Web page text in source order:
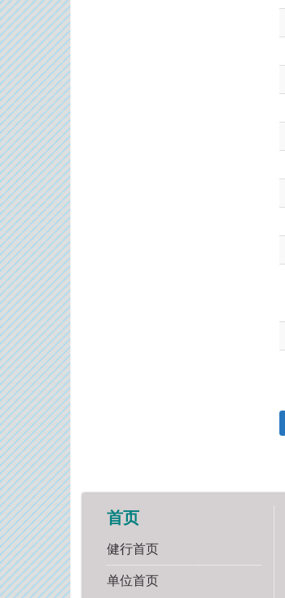
首页
健行首页
单位首页